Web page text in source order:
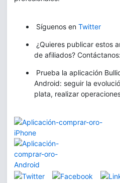
Síguenos en Twitter
¿Quieres publicar estos
de afiliados? Contáctanos:
Prueba la aplicación
Android: seguir la
plata, realizar